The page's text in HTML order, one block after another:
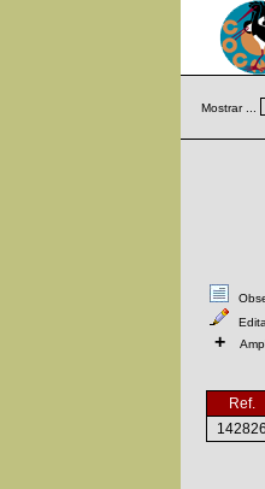
Mostrar ...
+
Ref.
142826